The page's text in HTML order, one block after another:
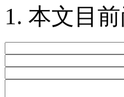
本文目